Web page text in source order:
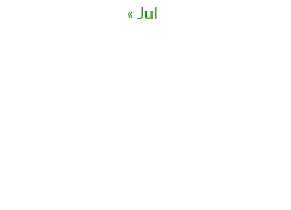
« Jul